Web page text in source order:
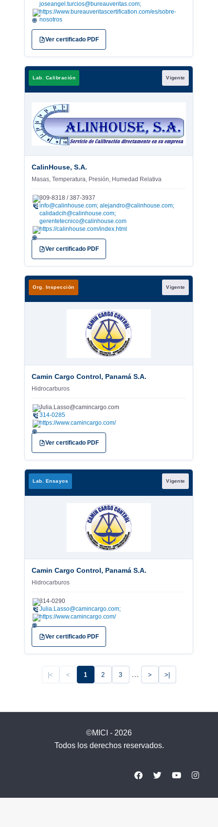
joseangel.turcios@bureauveritas.com;
https://www.bureauveritascertification.com/es/sobre-
nosotros
Ver certificado PDF
Lab. Calibración Vigente
CalinHouse, S.A.
Masas, Temperatura, Presión, Humedad Relativa
309-8318 / 387-3937
✉ info@calinhouse.com; alejandro@calinhouse.com;
calidadcih@calinhouse.com;
gerentetecnico@calinhouse.com
https://calinhouse.com/index.html
Ver certificado PDF
Org. Inspección Vigente
Camin Cargo Control, Panamá S.A.
Hidrocarburos
Julia.Lasso@camincargo.com
✉ 314-0285
https://www.camincargo.com/
Ver certificado PDF
Lab. Ensayos Vigente
Camin Cargo Control, Panamá S.A.
Hidrocarburos
314-0290
✉ Julia.Lasso@camincargo.com;
https://www.camincargo.com/
Ver certificado PDF
|< < 1 2 3 … > >|
©MICI - 2026
Todos los derechos reservados.